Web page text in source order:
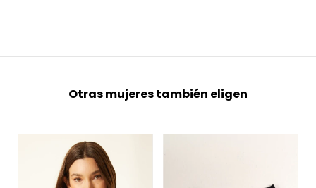
Otras mujeres también eligen